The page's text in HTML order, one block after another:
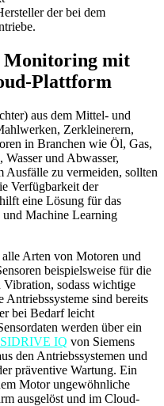
der bei dem
Monitoring mit
Plattform
aus dem Mittel- und
Zerkleinerern,
in Branchen wie Öl, Gas,
und Abwasser,
Ausfälle zu vermeiden, sollten
Verfügbarkeit der
eine Lösung für das
Machine Learning
Arten von Motoren und
beispielsweise für die
sodass wichtige
Antriebssysteme sind bereits
bei Bedarf leicht
werden über ein
SIDRIVE IQ von Siemens
den Antriebssystemen und
präventive Wartung. Ein
Motor ungewöhnliche
ausgelöst und im Cloud-